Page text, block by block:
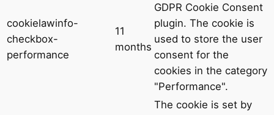
cookielawinfo-
checkbox-
performance
11
months
GDPR Cookie Consent
plugin. The cookie is
used to store the user
consent for the
cookies in the category
"Performance".
The cookie is set by